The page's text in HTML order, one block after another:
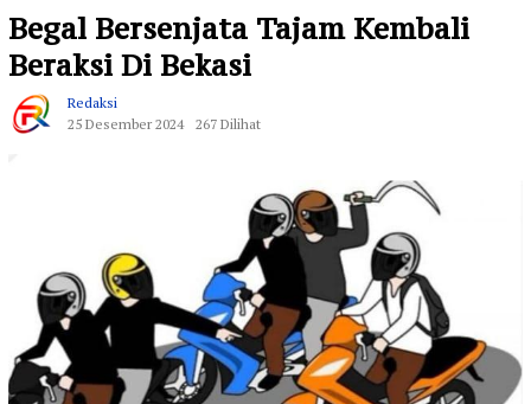
Begal Bersenjata Tajam Kembali
Beraksi Di Bekasi
Redaksi
25 Desember 2024
267 Dilihat